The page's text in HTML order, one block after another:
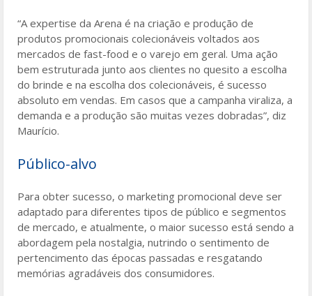
“A expertise da Arena é na criação e produção de
produtos promocionais colecionáveis voltados aos
mercados de fast-food e o varejo em geral. Uma ação
bem estruturada junto aos clientes no quesito a escolha
do brinde e na escolha dos colecionáveis, é sucesso
absoluto em vendas. Em casos que a campanha viraliza, a
demanda e a produção são muitas vezes dobradas”, diz
Maurício.
Público-alvo
Para obter sucesso, o marketing promocional deve ser
adaptado para diferentes tipos de público e segmentos
de mercado, e atualmente, o maior sucesso está sendo a
abordagem pela nostalgia, nutrindo o sentimento de
pertencimento das épocas passadas e resgatando
memórias agradáveis dos consumidores.